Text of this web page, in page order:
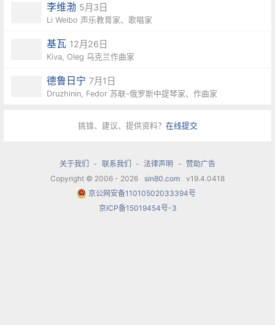
李维渤 5月3日
Li Weibo 声乐教育家、歌唱家
基瓦 12月26日
Kiva, Oleg 乌克兰作曲家
德鲁日宁7月1日
Druzhinin, Fedor 苏联-俄罗斯中提琴家、作曲家
挑错、建议、提供资料？ 在线提交
关于我们 - 联系我们 - 法律声明 - 赞助广告
Copyright © 2006 - 2026
sin80.com
v19.4.0418
京公网安备11010502033394号
京ICP备15019454号-3